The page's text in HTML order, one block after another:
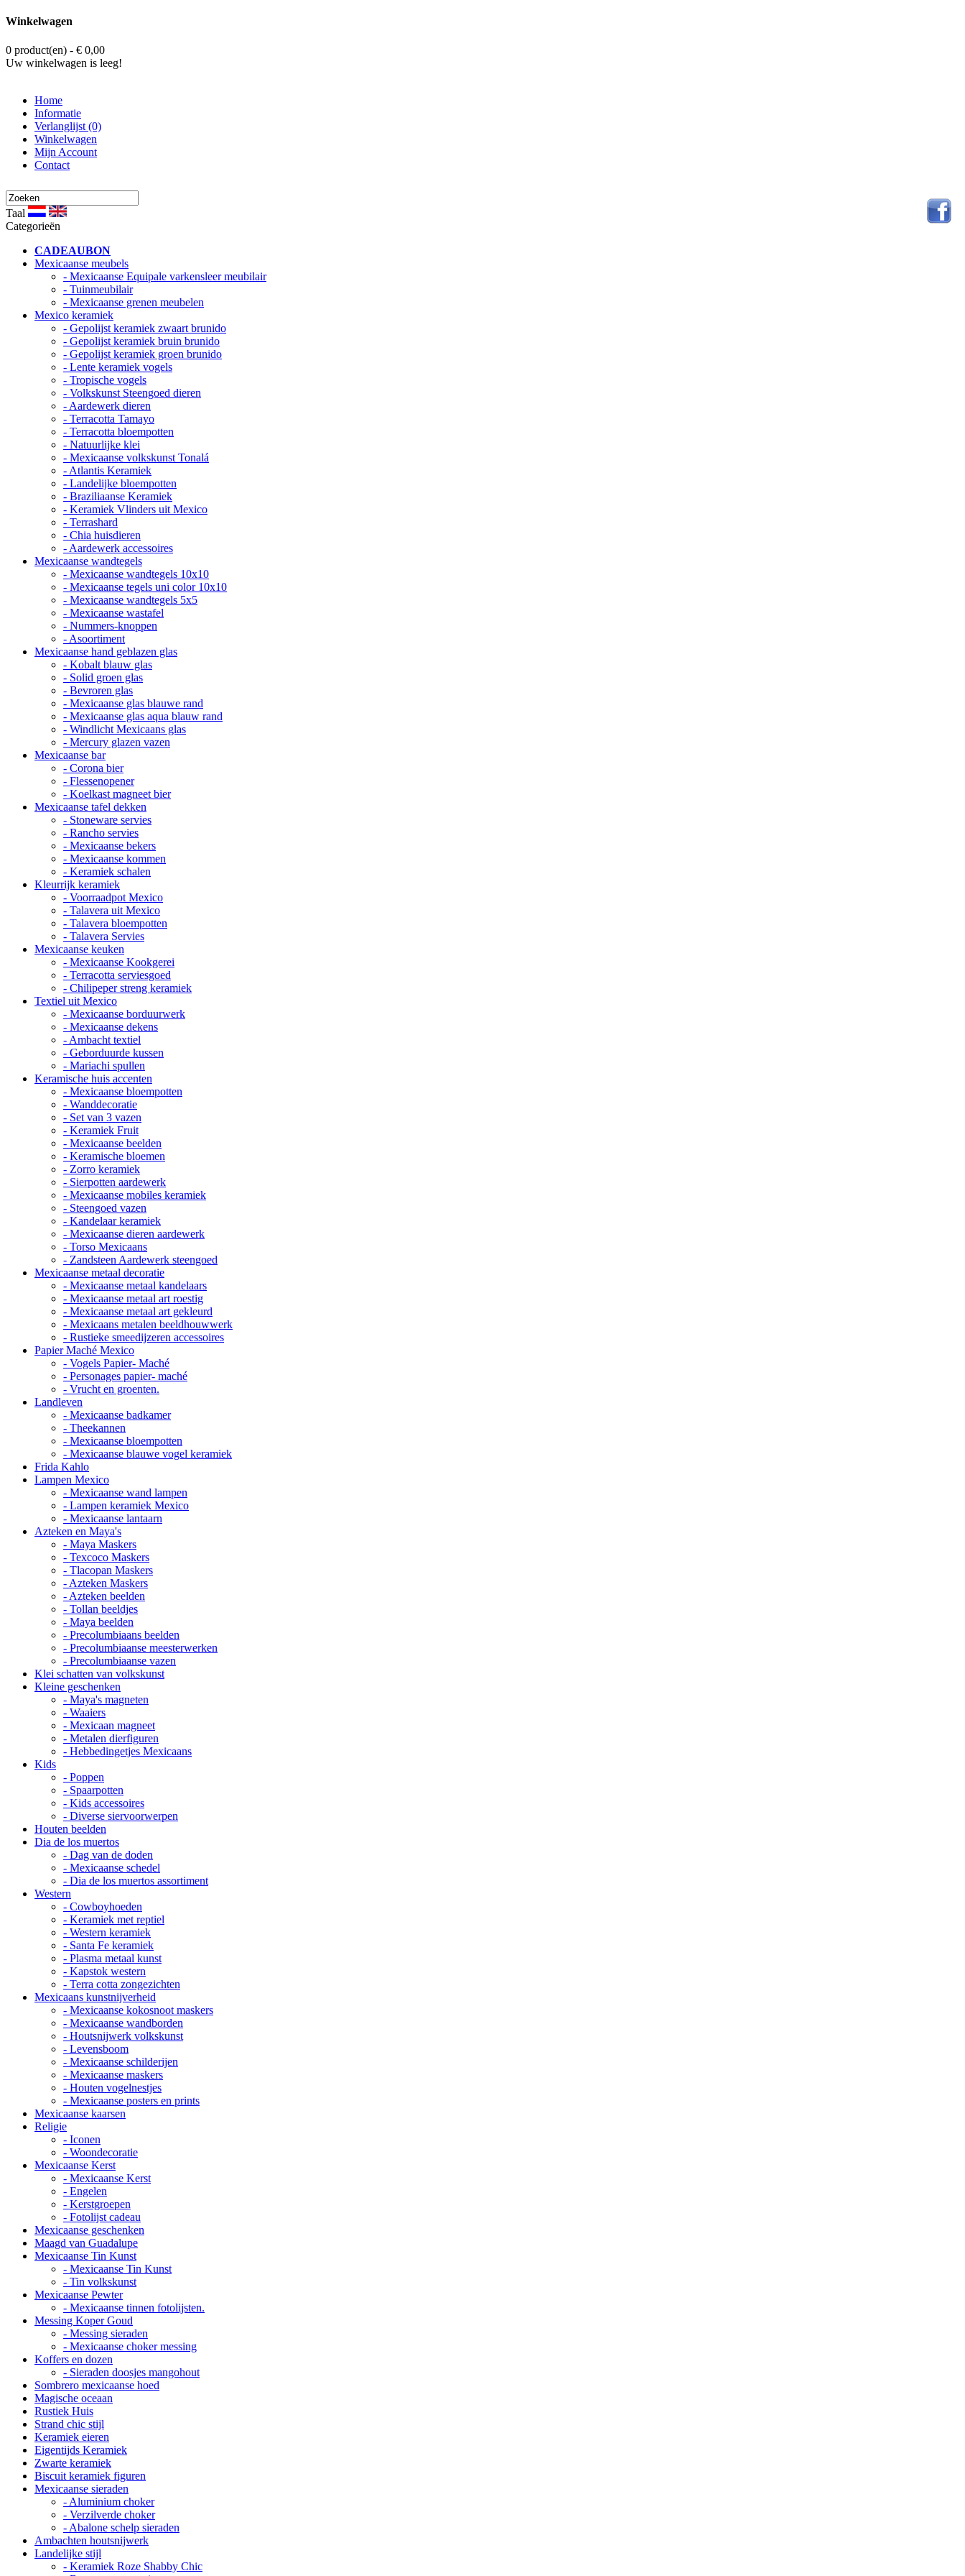
Winkelwagen
0 product(en) - € 0,00
Uw winkelwagen is leeg!
Home
Informatie
Verlanglijst (0)
Winkelwagen
Mijn Account
Contact
Taal
Categorieën
CADEAUBON
Mexicaanse meubels
- Mexicaanse Equipale varkensleer meubilair
- Tuinmeubilair
- Mexicaanse grenen meubelen
Mexico keramiek
- Gepolijst keramiek zwaart brunido
- Gepolijst keramiek bruin brunido
- Gepolijst keramiek groen brunido
- Lente keramiek vogels
- Tropische vogels
- Volkskunst Steengoed dieren
- Aardewerk dieren
- Terracotta Tamayo
- Terracotta bloempotten
- Natuurlijke klei
- Mexicaanse volkskunst Tonalá
- Atlantis Keramiek
- Landelijke bloempotten
- Braziliaanse Keramiek
- Keramiek Vlinders uit Mexico
- Terrashard
- Chia huisdieren
- Aardewerk accessoires
Mexicaanse wandtegels
- Mexicaanse wandtegels 10x10
- Mexicaanse tegels uni color 10x10
- Mexicaanse wandtegels 5x5
- Mexicaanse wastafel
- Nummers-knoppen
- Asoortiment
Mexicaanse hand geblazen glas
- Kobalt blauw glas
- Solid groen glas
- Bevroren glas
- Mexicaanse glas blauwe rand
- Mexicaanse glas aqua blauw rand
- Windlicht Mexicaans glas
- Mercury glazen vazen
Mexicaanse bar
- Corona bier
- Flessenopener
- Koelkast magneet bier
Mexicaanse tafel dekken
- Stoneware servies
- Rancho servies
- Mexicaanse bekers
- Mexicaanse kommen
- Keramiek schalen
Kleurrijk keramiek
- Voorraadpot Mexico
- Talavera uit Mexico
- Talavera bloempotten
- Talavera Servies
Mexicaanse keuken
- Mexicaanse Kookgerei
- Terracotta serviesgoed
- Chilipeper streng keramiek
Textiel uit Mexico
- Mexicaanse borduurwerk
- Mexicaanse dekens
- Ambacht textiel
- Geborduurde kussen
- Mariachi spullen
Keramische huis accenten
- Mexicaanse bloempotten
- Wanddecoratie
- Set van 3 vazen
- Keramiek Fruit
- Mexicaanse beelden
- Keramische bloemen
- Zorro keramiek
- Sierpotten aardewerk
- Mexicaanse mobiles keramiek
- Steengoed vazen
- Kandelaar keramiek
- Mexicaanse dieren aardewerk
- Torso Mexicaans
- Zandsteen Aardewerk steengoed
Mexicaanse metaal decoratie
- Mexicaanse metaal kandelaars
- Mexicaanse metaal art roestig
- Mexicaanse metaal art gekleurd
- Mexicaans metalen beeldhouwwerk
- Rustieke smeedijzeren accessoires
Papier Maché Mexico
- Vogels Papier- Maché
- Personages papier- maché
- Vrucht en groenten.
Landleven
- Mexicaanse badkamer
- Theekannen
- Mexicaanse bloempotten
- Mexicaanse blauwe vogel keramiek
Frida Kahlo
Lampen Mexico
- Mexicaanse wand lampen
- Lampen keramiek Mexico
- Mexicaanse lantaarn
Azteken en Maya's
- Maya Maskers
- Texcoco Maskers
- Tlacopan Maskers
- Azteken Maskers
- Azteken beelden
- Tollan beeldjes
- Maya beelden
- Precolumbiaans beelden
- Precolumbiaanse meesterwerken
- Precolumbiaanse vazen
Klei schatten van volkskunst
Kleine geschenken
- Maya's magneten
- Waaiers
- Mexicaan magneet
- Metalen dierfiguren
- Hebbedingetjes Mexicaans
Kids
- Poppen
- Spaarpotten
- Kids accessoires
- Diverse siervoorwerpen
Houten beelden
Dia de los muertos
- Dag van de doden
- Mexicaanse schedel
- Dia de los muertos assortiment
Western
- Cowboyhoeden
- Keramiek met reptiel
- Western keramiek
- Santa Fe keramiek
- Plasma metaal kunst
- Kapstok western
- Terra cotta zongezichten
Mexicaans kunstnijverheid
- Mexicaanse kokosnoot maskers
- Mexicaanse wandborden
- Houtsnijwerk volkskunst
- Levensboom
- Mexicaanse schilderijen
- Mexicaanse maskers
- Houten vogelnestjes
- Mexicaanse posters en prints
Mexicaanse kaarsen
Religie
- Iconen
- Woondecoratie
Mexicaanse Kerst
- Mexicaanse Kerst
- Engelen
- Kerstgroepen
- Fotolijst cadeau
Mexicaanse geschenken
Maagd van Guadalupe
Mexicaanse Tin Kunst
- Mexicaanse Tin Kunst
- Tin volkskunst
Mexicaanse Pewter
- Mexicaanse tinnen fotolijsten.
Messing Koper Goud
- Messing sieraden
- Mexicaanse choker messing
Koffers en dozen
- Sieraden doosjes mangohout
Sombrero mexicaanse hoed
Magische oceaan
Rustiek Huis
Strand chic stijl
Keramiek eieren
Eigentijds Keramiek
Zwarte keramiek
Biscuit keramiek figuren
Mexicaanse sieraden
- Aluminium choker
- Verzilverde choker
- Abalone schelp sieraden
Ambachten houtsnijwerk
Landelijke stijl
- Keramiek Roze Shabby Chic